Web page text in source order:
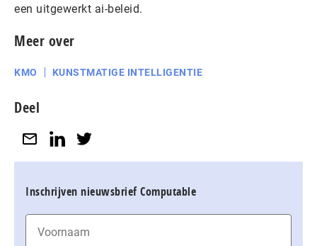
een uitgewerkt ai-beleid.
Meer over
KMO KUNSTMATIGE INTELLIGENTIE
Deel
Inschrijven nieuwsbrief Computable